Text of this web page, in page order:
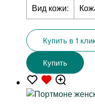
Вид кожи:
Купить в 1
Купить